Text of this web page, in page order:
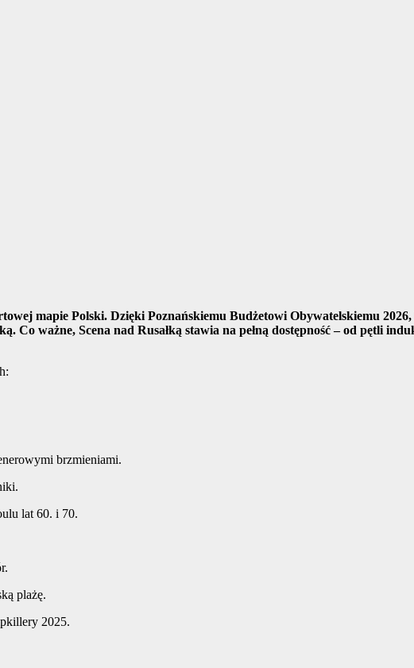
mapie Polski. Dzięki Poznańskiemu Budżetowi Obywatelskiemu
ważne, Scena nad Rusałką stawia na pełną dostępność – od pętli
brzmieniami.
lat 60. i 70.
plażę.
2025.